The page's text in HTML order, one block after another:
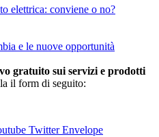
elettrica: conviene o no?
e le nuove opportunità
gratuito sui servizi e prodotti
il form di seguito:
Twitter Envelope